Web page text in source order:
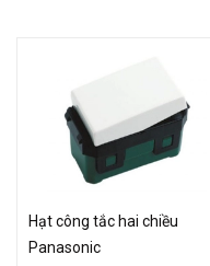
Hạt công tắc hai chiều
Panasonic